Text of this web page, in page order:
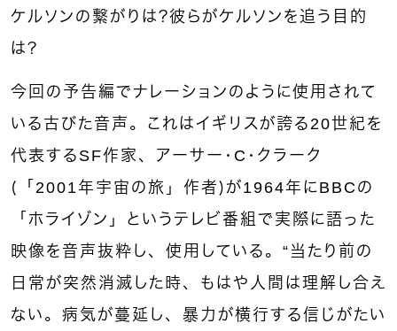
ケルソンの繋がりは？彼らがケルソンを追う目的
は？
今回の予告編でナレーションのように使用されて
いる古びた音声。これはイギリスが誇る20世紀を
代表するSF作家、アーサー・C・クラーク
（「2001年宇宙の旅」作者）が1964年にBBCの
「ホライゾン」というテレビ番組で実際に語った
映像を音声抜粋し、使用している。“当たり前の
日常が突然消滅した時、もはや人間は理解し合え
ない。病気が蔓延し、暴力が横行する信じがたい